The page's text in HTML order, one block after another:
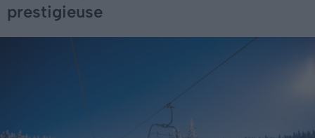
prestigieuse